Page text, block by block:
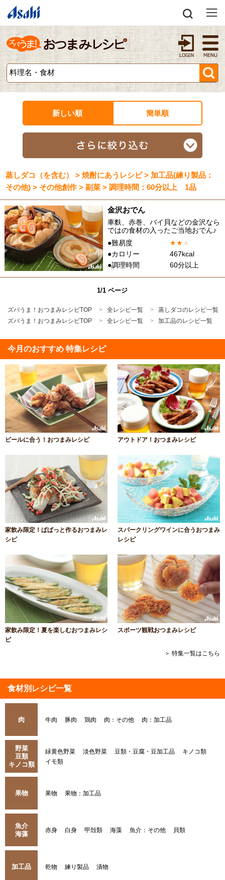
新しい順 簡単順
蒸しダコ（を含む） > 焼酎にあうレシピ > 加工品(練り製品：
その他) > その他創作 > 副菜 > 調理時間：60分以上 1品
金沢おでん
車麩、赤巻、バイ貝などの金沢なら
ではの食材の入ったご当地おでん♪
●難易度
★★★
●カロリー
467kcal
●調理時間
60分以上
1/1 ページ
ズバうま！おつまみレシピTOP 全レシピ一覧
蒸しダコのレシピ一覧
ズバうま！おつまみレシピTOP
全レシピ一覧 加工品のレシピ一覧
今月のおすすめ 特集レシピ
ビールに合う！おつまみレシピ アウトドア！おつまみレシピ
家飲み限定！ぱぱっと作るおつまみレ
シピ
スパークリングワインに合うおつまみ
レシピ
家飲み限定！夏を楽しむおつまみレシ
ピ
スポーツ観戦おつまみレシピ
＞ 特集一覧はこちら
食材別レシピ一覧
肉 牛肉 豚肉 鶏肉 肉：その他 肉：加工品
野菜
豆類
キノコ類
緑黄色野菜 淡色野菜 豆類・豆腐・豆加工品
キノコ類
イモ類
果物 果物 果物：加工品
魚介
海藻
赤身 白身 甲殻類 海藻 魚介：その他 貝類
加工品 乾物 練り製品 漬物